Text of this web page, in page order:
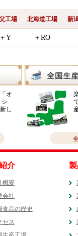
工場 北海道工場 新
＋Y ＋RO
オ
シ
し
介
概要
会社
食品の歴史
セス